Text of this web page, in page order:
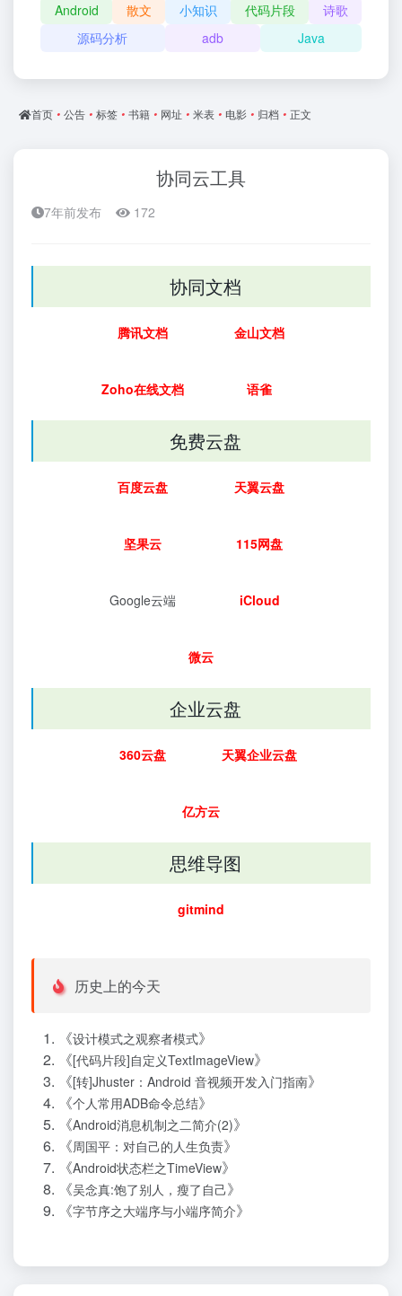
Android 散文 小知识 代码片段
诗歌
源码分析
adb Java
首页 • 公告 • 标签 • 书籍 • 网址 • 米表 • 电影 • 归档 • 正文
协同云工具
7年前发布 172
协同文档
腾讯文档 金山文档
Zoho在线文档 语雀
免费云盘
百度云盘 天翼云盘
坚果云 115网盘
Google云端 iCloud
微云
企业云盘
360云盘 天翼企业云盘
亿方云
思维导图
gitmind
历史上的今天
《设计模式之观察者模式》
《[代码片段]自定义TextImageView》
《[转]Jhuster：Android 音视频开发入门指南》
《个人常用ADB命令总结》
《Android消息机制之二简介(2)》
《周国平：对自己的人生负责》
《Android状态栏之TimeView》
《吴念真:饱了别人，瘦了自己》
《字节序之大端序与小端序简介》